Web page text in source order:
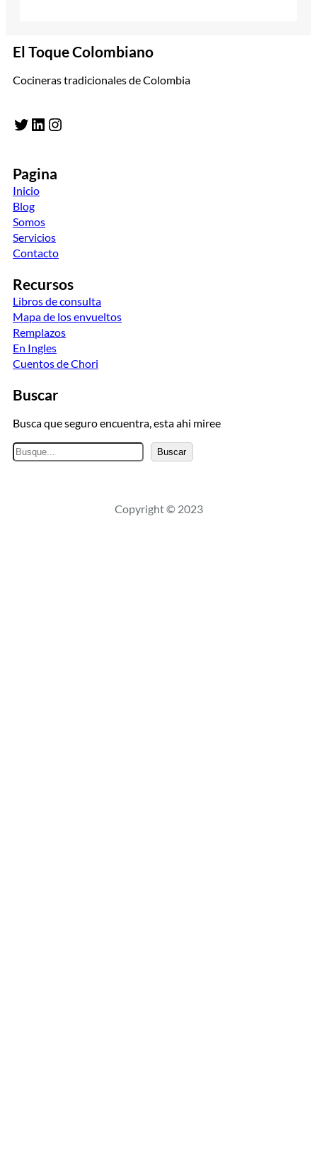
El Toque Colombiano
Cocineras tradicionales de Colombia
Twitter LinkedIn Instagram
Pagina
Inicio
Blog
Somos
Servicios
Contacto
Recursos
Libros de consulta
Mapa de los envueltos
Remplazos
En Ingles
Cuentos de Chori
Buscar
Busca que seguro encuentra, esta ahi miree
B
u
a
Buscar
Copyright © 2023